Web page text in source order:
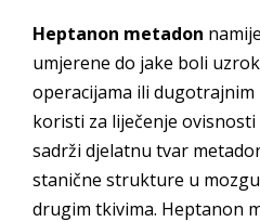
Heptanon metadon
umjerene do jake boli
operacijama ili
koristi za liječenje
sadrži djelatnu tvar
stanične strukture u
drugim tkivima. Heptanon